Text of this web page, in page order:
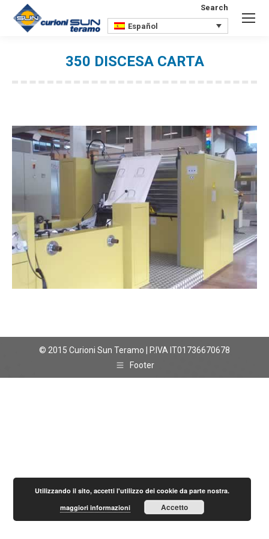
Buscar:
Search
Español
350 DISCESA CARTA
© 2015 Curioni Sun Teramo | P.IVA IT01736670678
Footer
Utilizzando il sito, accetti l'utilizzo dei cookie da parte nostra.
maggiori informazioni
Accetto